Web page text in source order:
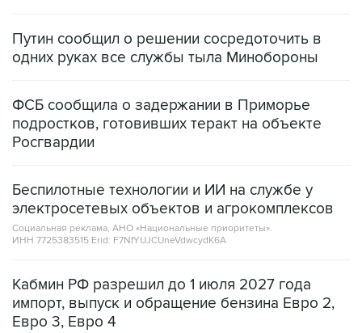
Путин сообщил о решении сосредоточить в
одних руках все службы тыла Минобороны
ФСБ сообщила о задержании в Приморье
подростков, готовивших теракт на объекте
Росгвардии
Беспилотные технологии и ИИ на службе у
электросетевых объектов и агрокомплексов
Социальная реклама, АНО «Национальные приоритеты».
ИНН 7725383515 Erid: F7NfYUJCUneVdwcydK6A
Кабмин РФ разрешил до 1 июля 2027 года
импорт, выпуск и обращение бензина Евро 2,
Евро 3, Евро 4